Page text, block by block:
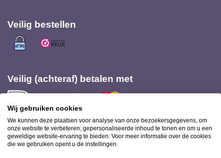
Veilig bestellen
Veilig (achteraf) betalen met
Bezorging met
Wij gebruiken cookies
We kunnen deze plaatsen voor analyse van onze bezoekersgegevens, om
onze website te verbeteren, gepersonaliseerde inhoud te tonen en om u een
geweldige website-ervaring te bieden. Voor meer informatie over de cookies
die we gebruiken opent u de instellingen.